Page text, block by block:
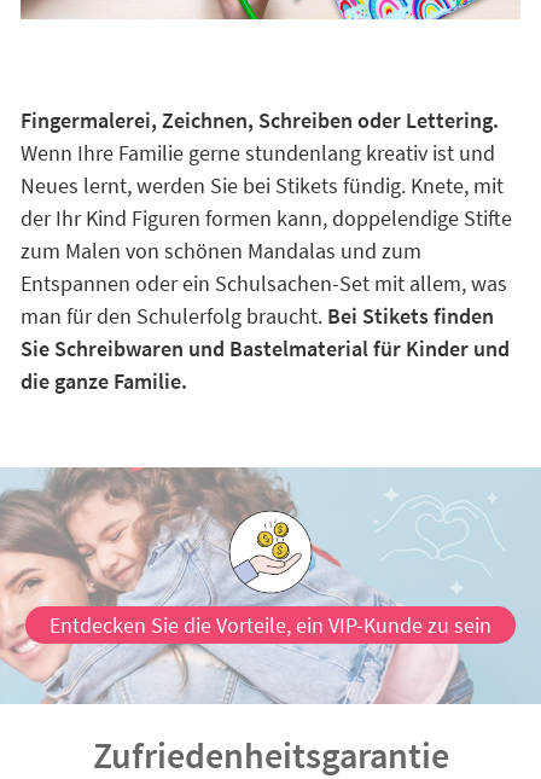
Fingermalerei, Zeichnen, Schreiben oder Lettering.
Wenn Ihre Familie gerne stundenlang kreativ ist und
Neues lernt, werden Sie bei Stikets fündig. Knete, mit
der Ihr Kind Figuren formen kann, doppelendige Stifte
zum Malen von schönen Mandalas und zum
Entspannen oder ein Schulsachen-Set mit allem, was
man für den Schulerfolg braucht. Bei Stikets finden
Sie Schreibwaren und Bastelmaterial für Kinder und
die ganze Familie.
Entdecken Sie die Vorteile, ein VIP-Kunde zu sein
Zufriedenheitsgarantie